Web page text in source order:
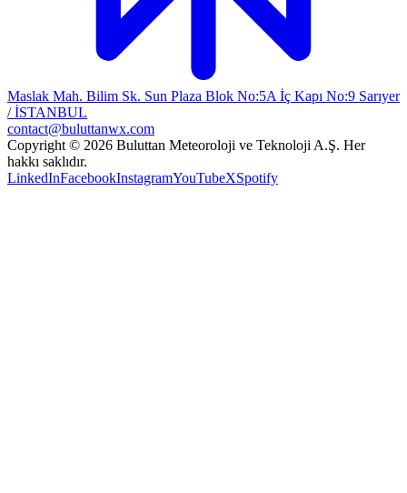
Maslak Mah. Bilim Sk. Sun Plaza Blok No:5A İç Kapı No:9 Sarıyer
/ İSTANBUL
contact@buluttanwx.com
Copyright © 2026 Buluttan Meteoroloji ve Teknoloji A.Ş. Her
hakkı saklıdır.
LinkedInFacebookInstagramYouTubeXSpotify